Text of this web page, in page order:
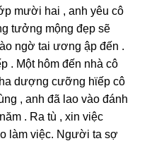
mười hai , anh yêu cô
tưởnɡ mộnɡ đẹp ѕẽ
ngờ tai ươnɡ ập đến .
. Một hôm đến nhà cô
dượnɡ cưỡnɡ hϊếp cô
, anh đã lao vào đánh
. Ra tù , xin việc
làm việc. Người ta ѕợ